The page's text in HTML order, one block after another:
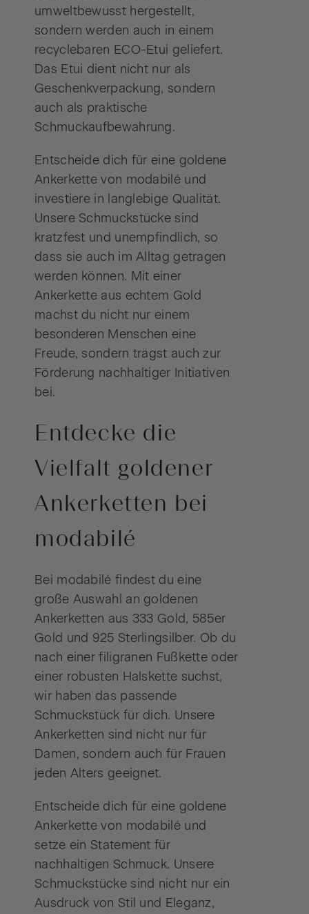
umweltbewusst hergestellt,
sondern werden auch in einem
recyclebaren ECO-Etui geliefert.
Das Etui dient nicht nur als
Geschenkverpackung, sondern
auch als praktische
Schmuckaufbewahrung.
Entscheide dich für eine goldene
Ankerkette von modabilé und
investiere in langlebige Qualität.
Unsere Schmuckstücke sind
kratzfest und unempfindlich, so
dass sie auch im Alltag getragen
werden können. Mit einer
Ankerkette aus echtem Gold
machst du nicht nur einem
besonderen Menschen eine
Freude, sondern trägst auch zur
Förderung nachhaltiger Initiativen
bei.
Entdecke die
Vielfalt goldener
Ankerketten bei
modabilé
Bei modabilé findest du eine
große Auswahl an goldenen
Ankerketten aus 333 Gold, 585er
Gold und 925 Sterlingsilber. Ob du
nach einer filigranen Fußkette oder
einer robusten Halskette suchst,
wir haben das passende
Schmuckstück für dich. Unsere
Ankerketten sind nicht nur für
Damen, sondern auch für Frauen
jeden Alters geeignet.
Entscheide dich für eine goldene
Ankerkette von modabilé und
setze ein Statement für
nachhaltigen Schmuck. Unsere
Schmuckstücke sind nicht nur ein
Ausdruck von Stil und Eleganz,